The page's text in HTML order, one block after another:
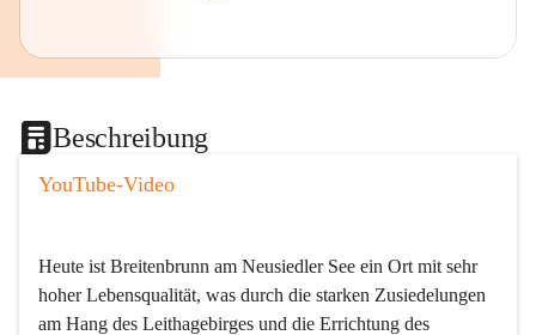
Beschreibung
YouTube-Video
Heute ist Breitenbrunn am Neusiedler See ein Ort mit sehr
hoher Lebensqualität, was durch die starken Zusiedelungen
am Hang des Leithagebirges und die Errichtung des